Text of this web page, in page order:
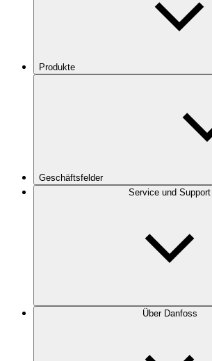
Produkte
Geschäftsfelder
Service und Support
Über Danfoss